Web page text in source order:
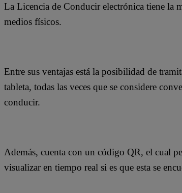
La Licencia de Conducir electrónica tiene la
medios físicos.
Entre sus ventajas está la posibilidad de
tableta, todas las veces que se considere
conducir.
Además, cuenta con un código QR, el cual
visualizar en tiempo real si es que esta se